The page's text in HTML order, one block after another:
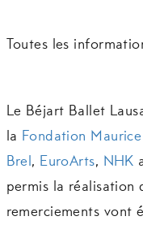
Toutes les
Le Béjart Ballet
la Fondation
Brel, EuroArts, NHK
permis la réalisation
remerciements vont